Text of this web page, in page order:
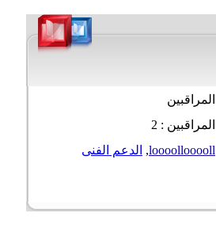
المراقبين
المراقبين : 2
loooollooooll
,الدعم الفنى